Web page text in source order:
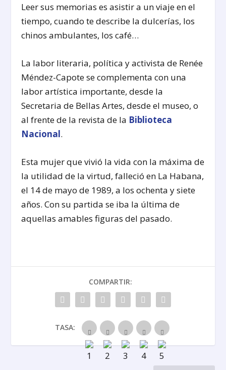
Leer sus memorias es asistir a un viaje en el
tiempo, cuando te describe la dulcerías, los
chinos ambulantes, los café…
La labor literaria, política y activista de Renée
Méndez-Capote se complementa con una
labor artística importante, desde la
Secretaria de Bellas Artes, desde el museo, o
al frente de la revista de la Biblioteca
Nacional.
Esta mujer que vivió la vida con la máxima de
la utilidad de la virtud, falleció en La Habana,
el 14 de mayo de 1989, a los ochenta y siete
años. Con su partida se iba la última de
aquellas amables figuras del pasado.
COMPARTIR:
TASA: